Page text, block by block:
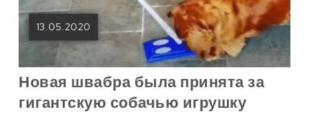
13.05.2020
Новая швабра была принята за
гигантскую собачью игрушку